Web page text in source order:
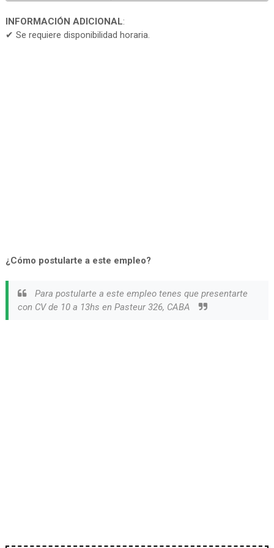
INFORMACIÓN ADICIONAL:
✔ Se requiere disponibilidad horaria.
¿Cómo postularte a este empleo?
Para postularte a este empleo tenes que presentarte
con CV de 10 a 13hs en Pasteur 326, CABA